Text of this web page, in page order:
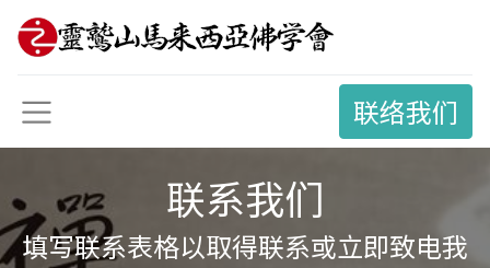
联络我们
联系我们
填写联系表格以取得联系或立即致电我